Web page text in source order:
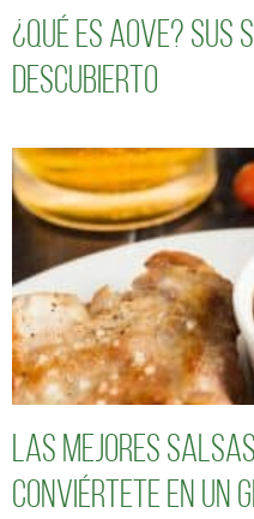
¿Qué es AOVE?
descubierto
Las mejores
Conviértete en un